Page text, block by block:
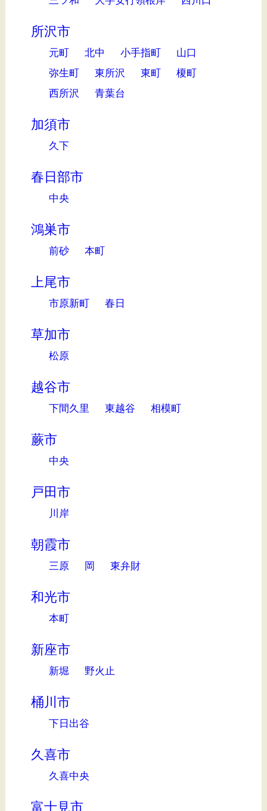
所沢市
元町 北中 小手指町
山口
弥生町
東所沢 東町
榎町
西所沢
青葉台
加須市
久下
春日部市
中央
鴻巣市
前砂 本町
上尾市
市原新町 春日
草加市
松原
越谷市
下間久里 東越谷 相模町
蕨市
中央
戸田市
川岸
朝霞市
三原 岡 東弁財
和光市
本町
新座市
新堀 野火止
桶川市
下日出谷
久喜市
久喜中央
富士見市